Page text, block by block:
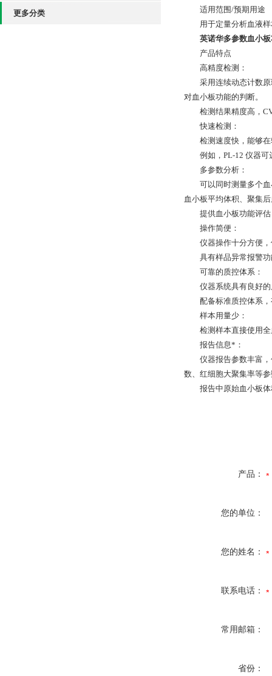
更多分类
适用范围/预期用途
用于定量分析血液
英诺华多参数血小
产品特点
高精度检测：
采用连续动态计数
对血小板功能的判断。
检测结果精度高，
快速检测：
检测速度快，能够
例如，PL-12 仪器
多参数分析：
可以同时测量多个
血小板平均体积、聚集
提供血小板功能评
操作简便：
仪器操作十分方便
具有样品异常报警
可靠的质控体系：
仪器系统具有良好
配备标准质控体系
样本用量少：
检测样本直接使用
报告信息*：
仪器报告参数丰富
数、红细胞大聚集率等
报告中原始血小板
产品：
您的单位：
您的姓名：
联系电话：
常用邮箱：
省份：